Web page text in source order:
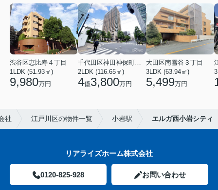
渋谷区恵比寿４丁目
1LDK (51.93㎡)
9,980万円
2LDK (116.65㎡)
4億3,800万円
大田区南雪谷３丁目
3LDK (63.94㎡)
5,499万円
社 江戸川区の物件一覧 小岩駅 エルガ西小岩シティ
リアライズホーム株式会社
0120-825-928 お問い合わせ